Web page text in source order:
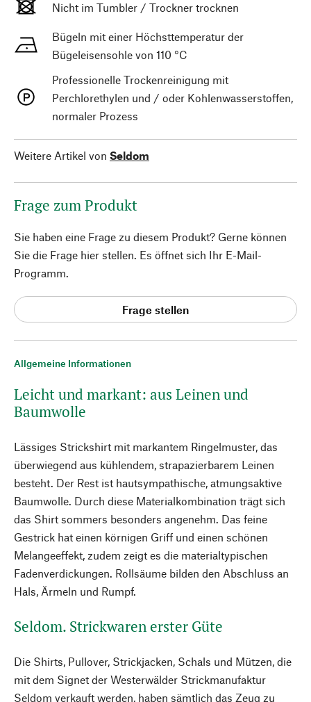
Allgemeine Informationen
Leicht und markant: aus Leinen und
Baumwolle
Lässiges Strickshirt mit markantem Ringelmuster, das
überwiegend aus kühlendem, strapazierbarem Leinen
besteht. Der Rest ist hautsympathische, atmungsaktive
Baumwolle. Durch diese Materialkombination trägt sich
das Shirt sommers besonders angenehm. Das feine
Gestrick hat einen körnigen Griff und einen schönen
Melangeeffekt, zudem zeigt es die materialtypischen
Fadenverdickungen. Rollsäume bilden den Abschluss an
Hals, Ärmeln und Rumpf.
Seldom. Strickwaren erster Güte
Die Shirts, Pullover, Strickjacken, Schals und Mützen, die
mit dem Signet der Westerwälder Strickmanufaktur
Seldom verkauft werden, haben sämtlich das Zeug zu
Nicht im Tumbler / Trockner trocknen
Bügeln mit einer Höchsttemperatur der
Bügeleisensohle von 110 °C
Professionelle Trockenreinigung mit
Perchlorethylen und / oder Kohlenwasserstoffen,
normaler Prozess
Weitere Artikel von Seldom
Frage zum Produkt
Sie haben eine Frage zu diesem Produkt? Gerne können
Sie die Frage hier stellen. Es öffnet sich Ihr E-Mail-
Programm.
Frage stellen